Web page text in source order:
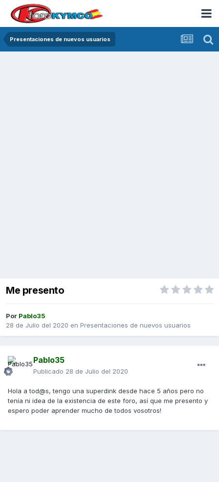
Presentaciones de nuevos usuarios
Me presento
Por Pablo35
28 de Julio del 2020 en Presentaciones de nuevos usuarios
Pablo35
Publicado 28 de Julio del 2020
Hola a tod@s, tengo una superdink desde hace 5 años pero no
tenía ni idea de la existencia de este foro, así que me presento y
espero poder aprender mucho de todos vosotros!